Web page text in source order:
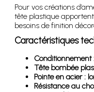
Pour vos créations
tête plastique
besoins de finition
Caractéristiques
Conditionnement
Tête bombée
Pointe en acier :
Résistance au